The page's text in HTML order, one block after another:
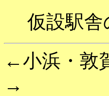
仮設駅
←小浜・敦
→